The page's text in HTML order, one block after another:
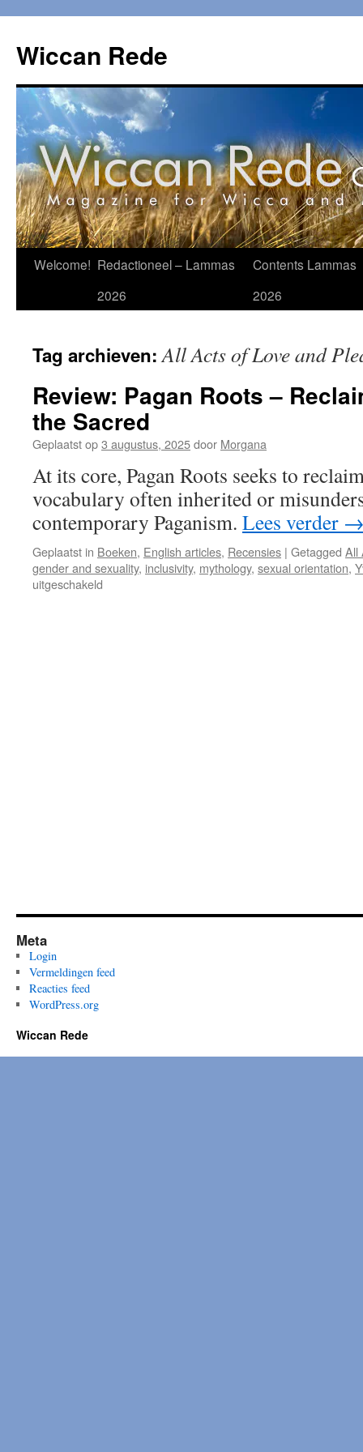
de
inhoud
Wiccan Rede
Welcome! Redactioneel – Lammas
2026
Contents Lammas
2026
Tag archieven:All Acts of Love and
Review: Pagan Roots –
the Sacred
Geplaatst op3 augustus, 2025door Morgana
At its core, Pagan Roots seeks to
vocabulary often inherited or
contemporary Paganism. Lees verder
Geplaatst in Boeken, English articles, Recensies | Getagged All
gender and sexuality, inclusivity, mythology, sexual orientation,
uitgeschakeld
Meta
Login
Vermeldingen feed
Reacties feed
WordPress.org
Wiccan Rede